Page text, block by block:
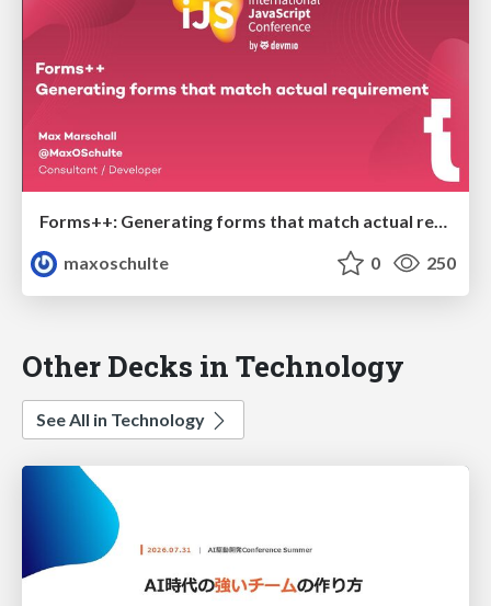
Forms++: Generating forms that match actual requirements
maxoschulte
0 250
Other Decks in Technology
See All in Technology